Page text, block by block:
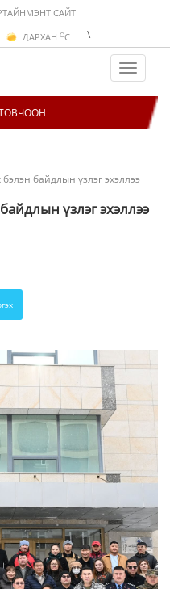
САЙТ
ДАРХАН OC
ЭРДЭНЭТ C
\
Toggle
байдлын үзлэг эхэллээ
үзлэг эхэллээ